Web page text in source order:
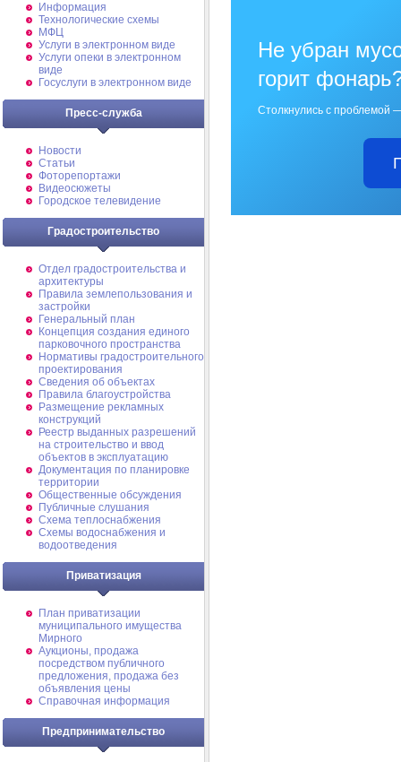
Информация
Технологические схемы
МФЦ
Услуги в электронном виде
Услуги опеки в электронном
виде
Госуслуги в электронном виде
Пресс-служба
Новости
Статьи
Фоторепортажи
Видеосюжеты
Городское телевидение
Градостроительство
Отдел градостроительства и
архитектуры
Правила землепользования и
застройки
Генеральный план
Концепция создания единого
парковочного пространства
Нормативы градостроительного
проектирования
Сведения об объектах
Правила благоустройства
Размещение рекламных
конструкций
Реестр выданных разрешений
на строительство и ввод
объектов в эксплуатацию
Документация по планировке
территории
Общественные обсуждения
Публичные слушания
Схема теплоснабжения
Схемы водоснабжения и
водоотведения
Приватизация
План приватизации
муниципального имущества
Мирного
Аукционы, продажа
посредством публичного
предложения, продажа без
объявления цены
Справочная информация
Предпринимательство
Не убран
горит
Столкнулись с проблемой